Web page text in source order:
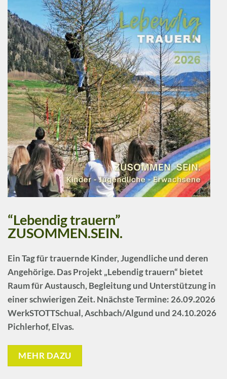
“Lebendig trauern”
ZUSOMMEN.SEIN.
Ein Tag für trauernde Kinder, Jugendliche und deren
Angehörige. Das Projekt „Lebendig trauern“ bietet
Raum für Austausch, Begleitung und Unterstützung in
einer schwierigen Zeit. Nnächste Termine: 26.09.2026
WerkSTOTTSchual, Aschbach/Algund und 24.10.2026
Pichlerhof, Elvas.
MEHR DAZU